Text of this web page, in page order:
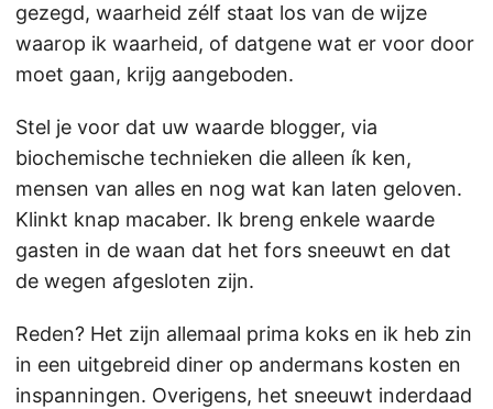
gezegd, waarheid zélf staat los van de wijze
waarop ik waarheid, of datgene wat er voor door
moet gaan, krijg aangeboden.
Stel je voor dat uw waarde blogger, via
biochemische technieken die alleen ík ken,
mensen van alles en nog wat kan laten geloven.
Klinkt knap macaber. Ik breng enkele waarde
gasten in de waan dat het fors sneeuwt en dat
de wegen afgesloten zijn.
Reden? Het zijn allemaal prima koks en ik heb zin
in een uitgebreid diner op andermans kosten en
inspanningen. Overigens, het sneeuwt inderdaad